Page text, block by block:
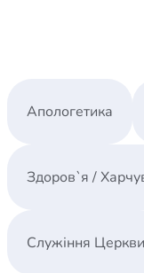
Апологетика
Здоров`я /
Служіння Церкви